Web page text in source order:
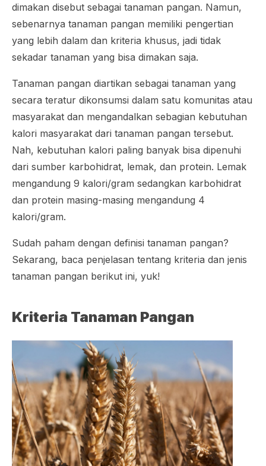
dimakan disebut sebagai tanaman pangan. Namun,
sebenarnya tanaman pangan memiliki pengertian
yang lebih dalam dan kriteria khusus, jadi tidak
sekadar tanaman yang bisa dimakan saja.
Tanaman pangan diartikan sebagai tanaman yang
secara teratur dikonsumsi dalam satu komunitas atau
masyarakat dan mengandalkan sebagian kebutuhan
kalori masyarakat dari tanaman pangan tersebut.
Nah, kebutuhan kalori paling banyak bisa dipenuhi
dari sumber karbohidrat, lemak, dan protein. Lemak
mengandung 9 kalori/gram sedangkan karbohidrat
dan protein masing-masing mengandung 4
kalori/gram.
Sudah paham dengan definisi tanaman pangan?
Sekarang, baca penjelasan tentang kriteria dan jenis
tanaman pangan berikut ini, yuk!
Kriteria Tanaman Pangan